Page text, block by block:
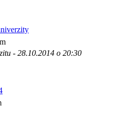
- 28.10.2014 o 20:30